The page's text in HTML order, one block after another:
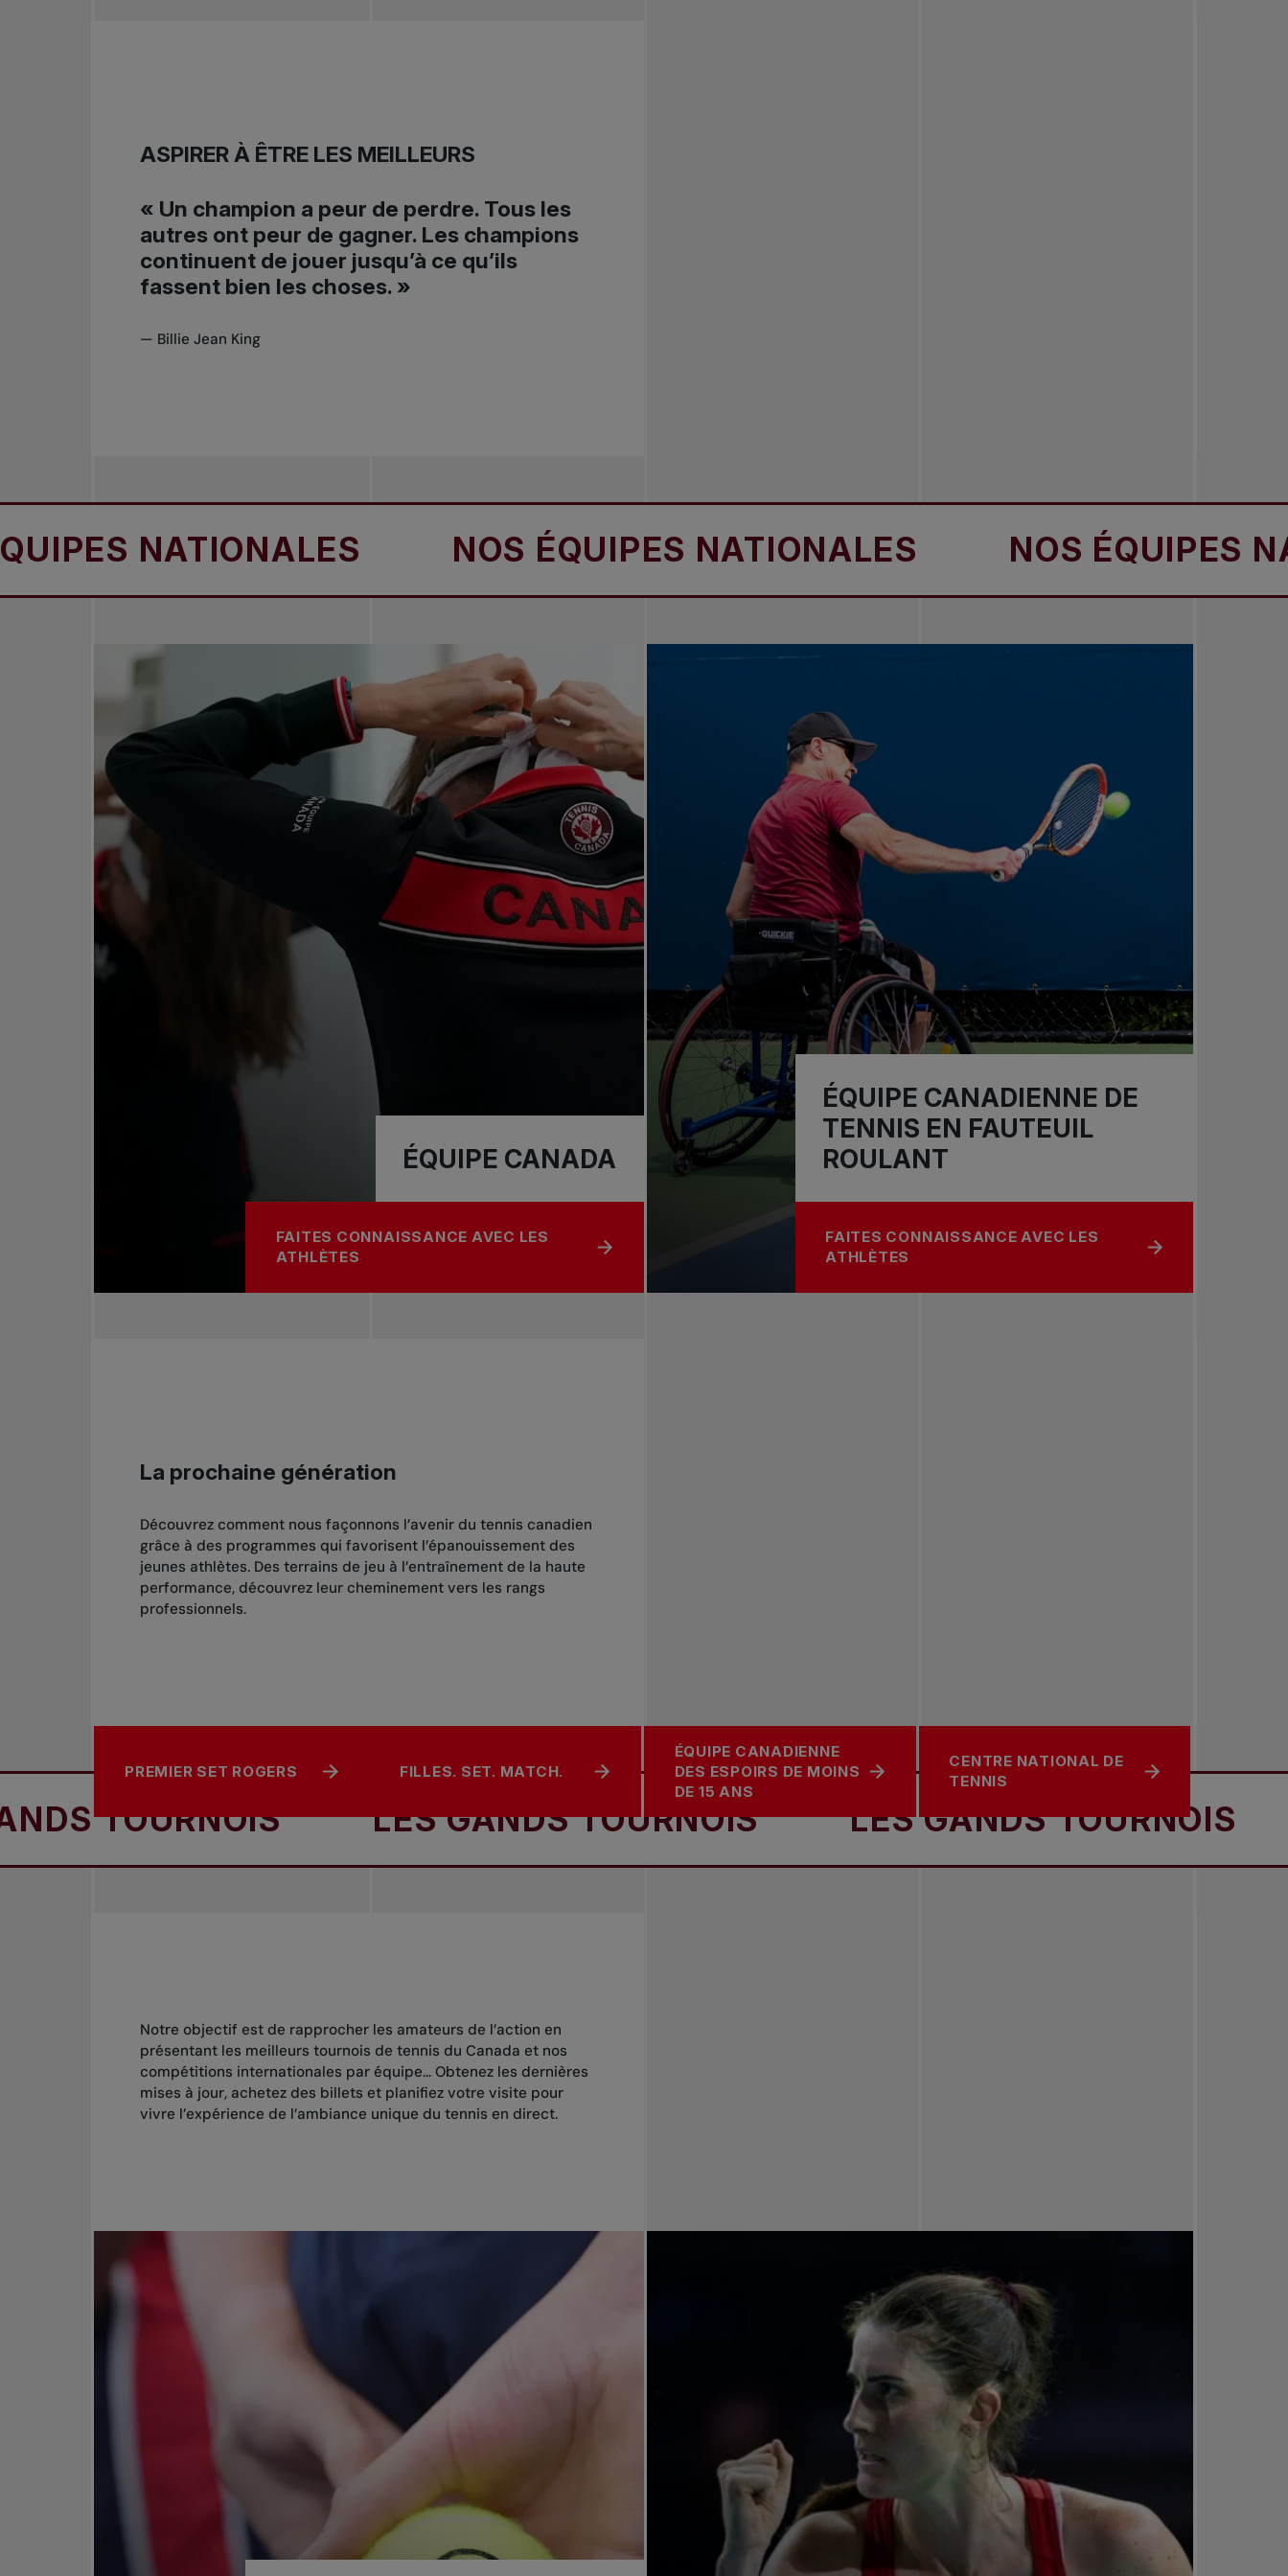
ASPIRER À ÊTRE LES MEILLEURS
« Un champion a peur de perdre. Tous les
autres ont peur de gagner. Les champions
continuent de jouer jusqu’à ce qu’ils
fassent bien les choses. »
— Billie Jean King
NATIONALES NOS ÉQUIPES NATIONALES NOS ÉQUIPES
ÉQUIPE CANADA
FAITES CONNAISSANCE AVEC LES
ATHLÈTES
À PROPOS DE ÉQUIPE CANADA
ÉQUIPE CANADIENNE DE
TENNIS EN FAUTEUIL
ROULANT
FAITES CONNAISSANCE AVEC LES
ATHLÈTES
À PROPOS DE ÉQUIPE CANADIENNE DE TENNIS EN
La prochaine génération
Découvrez comment nous façonnons l’avenir du tennis canadien
grâce à des programmes qui favorisent l’épanouissement des
jeunes athlètes. Des terrains de jeu à l’entraînement de la haute
performance, découvrez leur cheminement vers les rangs
professionnels.
PREMIER SET ROGERS FILLES. SET. MATCH.
ÉQUIPE CANADIENNE
DES ESPOIRS DE MOINS
DE 15 ANS
CENTRE NATIONAL DE
TENNIS
LES GANDS TOURNOIS LES GANDS TOURNOIS LES
Notre objectif est de rapprocher les amateurs de l’action en
présentant les meilleurs tournois de tennis du Canada et nos
compétitions internationales par équipe… Obtenez les dernières
mises à jour, achetez des billets et planifiez votre visite pour
vivre l’expérience de l’ambiance unique du tennis en direct.